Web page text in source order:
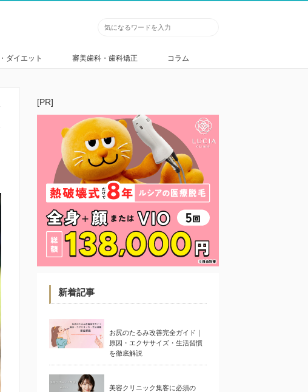
ダイエット 審美歯科・歯科矯正 コラム
[PR]
新着記事
お尻のたるみ改善完全ガイド｜
原因・エクササイズ・生活習慣
を徹底解説
美容クリニック集客に必須の